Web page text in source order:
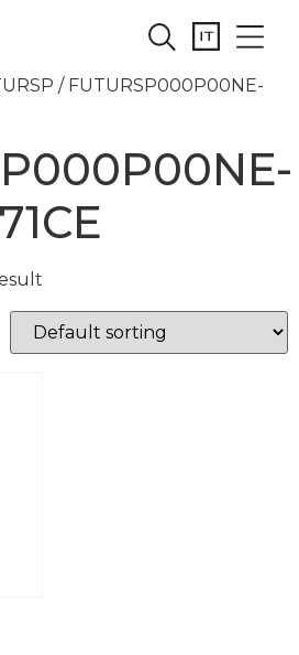
/ FUTURSP000P00NE-